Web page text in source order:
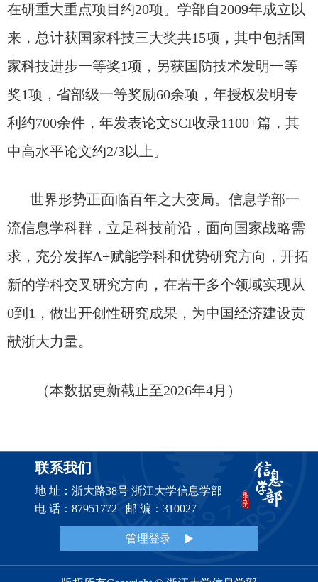
在研重大重点项目约20项。 学部自2009年成立以
来，总计获国家科技三大奖共15项，其中包括国
家科技进步一等奖1项，另获国防技术发明一等
奖1项，省部级一等奖励60余项，年授权发明专
利约700余件， 年发表论文SCI收录1100+篇，其
中高水平论文约2/3以上。
世界形势正面临百年之大变局。信息学部一
流信息学科群，立足科技前沿，面向国家战略需
求，充分发挥A+赋能学科和优势研究方向，开拓
新的学科交叉研究方向，在若干多个领域实现从
0到1，做出开创性研究成果，为中国经济建设贡
献浙大力量。
（本数据更新截止至2026年4月）
联系我们
地 址：浙大路38号 浙江大学信息学部
电 话：87951772 邮 编：310027
管理登录